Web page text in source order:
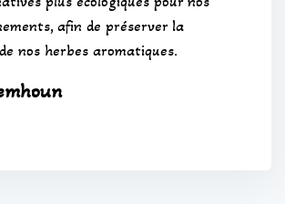
afin de préserver la
nos herbes aromatiques.